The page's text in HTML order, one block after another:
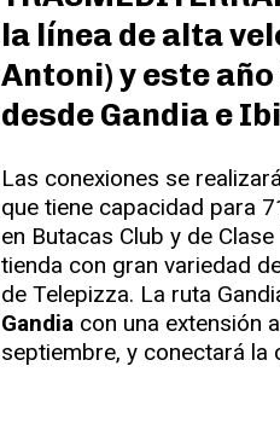
la línea de alta
Antoni) y este
desde Gandia e
Las conexiones se
que tiene capacidad para
en Butacas Club y de
tienda con gran variedad
de Telepizza. La ruta
Gandia con una extensión a
septiembre, y conectará la